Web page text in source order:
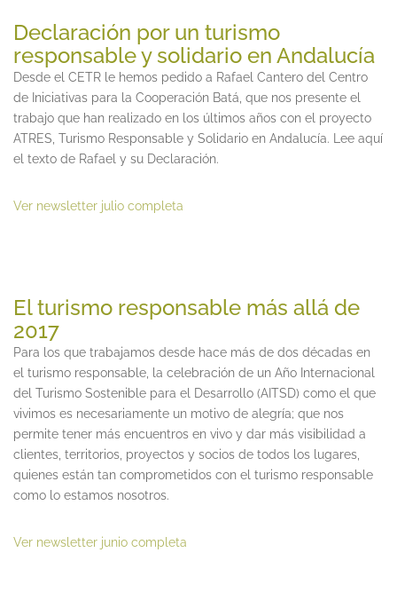
Declaración por un turismo
responsable y solidario en Andalucía
Desde el CETR le hemos pedido a Rafael Cantero del Centro
de Iniciativas para la Cooperación Batá, que nos presente el
trabajo que han realizado en los últimos años con el proyecto
ATRES, Turismo Responsable y Solidario en Andalucía. Lee aquí
el texto de Rafael y su Declaración.
Ver newsletter julio completa
El turismo responsable más allá de
2017
Para los que trabajamos desde hace más de dos décadas en
el turismo responsable, la celebración de un Año Internacional
del Turismo Sostenible para el Desarrollo (AITSD) como el que
vivimos es necesariamente un motivo de alegría; que nos
permite tener más encuentros en vivo y dar más visibilidad a
clientes, territorios, proyectos y socios de todos los lugares,
quienes están tan comprometidos con el turismo responsable
como lo estamos nosotros.
Ver newsletter junio completa